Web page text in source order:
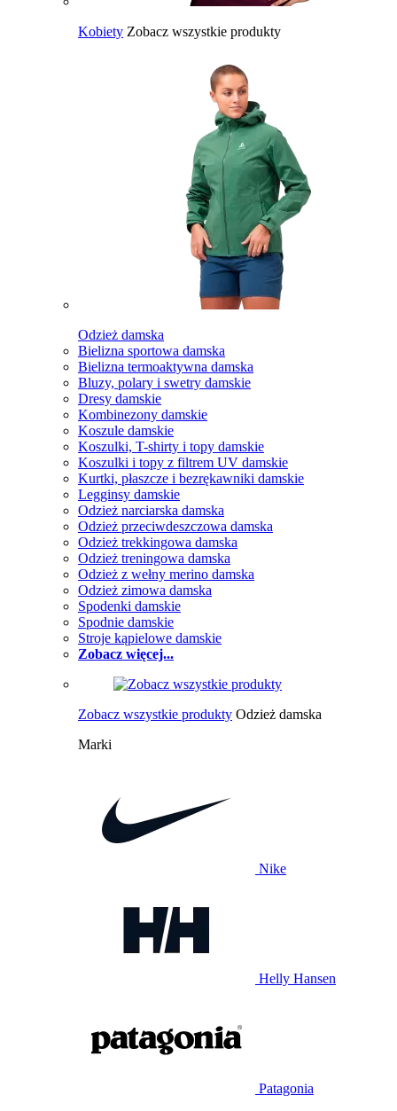
Kobiety Zobacz wszystkie produkty
Odzież damska
Bielizna sportowa damska
Bielizna termoaktywna damska
Bluzy, polary i swetry damskie
Dresy damskie
Kombinezony damskie
Koszule damskie
Koszulki, T-shirty i topy damskie
Koszulki i topy z filtrem UV damskie
Kurtki, płaszcze i bezrękawniki damskie
Legginsy damskie
Odzież narciarska damska
Odzież przeciwdeszczowa damska
Odzież trekkingowa damska
Odzież treningowa damska
Odzież z wełny merino damska
Odzież zimowa damska
Spodenki damskie
Spodnie damskie
Stroje kąpielowe damskie
Zobacz więcej...
Zobacz wszystkie produkty Odzież damska
Marki
Nike
Helly Hansen
Patagonia